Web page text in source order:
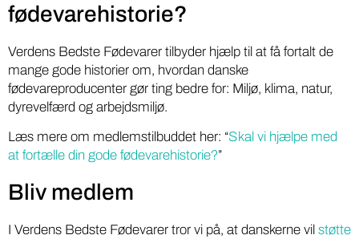
fødevarehistorie?
Verdens Bedste Fødevarer tilbyder hjælp til at få fortalt de
mange gode historier om, hvordan danske
fødevareproducenter gør ting bedre for: Miljø, klima, natur,
dyrevelfærd og arbejdsmiljø.
Læs mere om medlemstilbuddet her: “Skal vi hjælpe med
at fortælle din gode fødevarehistorie?”
Bliv medlem
I Verdens Bedste Fødevarer tror vi på, at danskerne vil støtte